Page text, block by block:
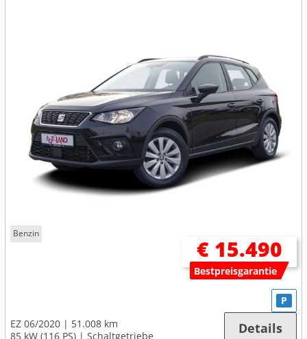
Benzin
€ 15.490
Bestpreisgarantie
EZ 06/2020
51.008 km
85 kW (116 PS)
Schaltgetriebe
P
Details